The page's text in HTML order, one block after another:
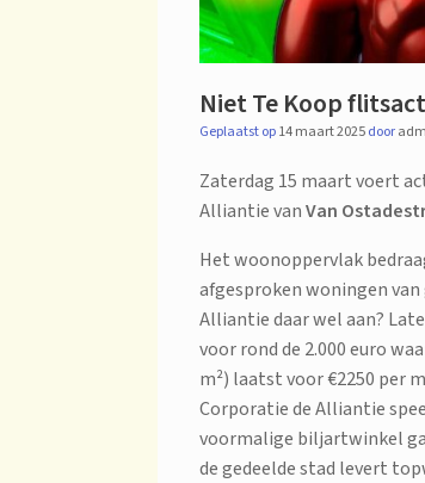
Niet Te Koop
Geplaatst op14 maart 2025door
Zaterdag 15 maart voert
Alliantie vanVan
Het woonoppervlak
afgesproken woningen
Alliantie daar wel aan?
voor rond de 2.000 euro
m²) laatst voor €2250 per
Corporatie de Alliantie
voormalige biljartwinkel
de gedeelde stad levert